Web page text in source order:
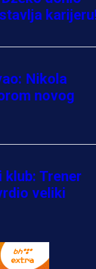
Nikola
novog
Trener
veliki